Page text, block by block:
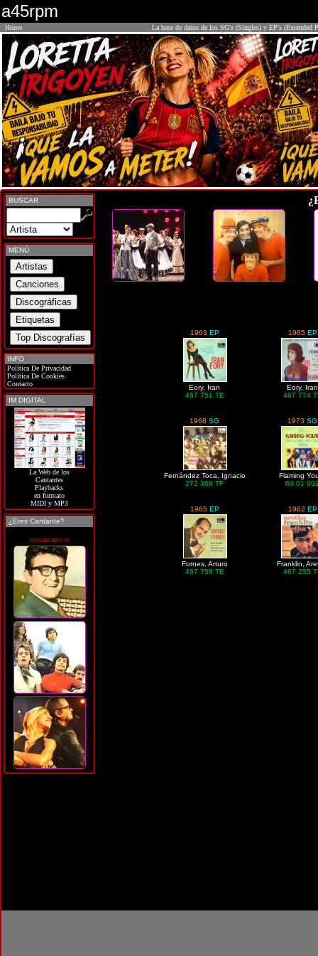
a45rpm
Home La base de datos de los SG's (Singles) y EP's (Extended
BUSCAR
MENÚ
INFO
Política De Privacidad
Política De Cookies
Contacto
IM DIGITAL
La Web de los
Cantantes
Playbacks
en formato
MIDI y MP3
¿Eres Cantante?
soycantante.es
1963 EP
Eory, Iran
467 751 TE
1965 EP
Eory, Iran
467 774
1968SG
Fernández Toca, Ignacio
272 368 TF
1973SG
Flaming
60 01
1965 EP
Fornes, Arturo
467 759 TE
1962 EP
Franklin,
467 255